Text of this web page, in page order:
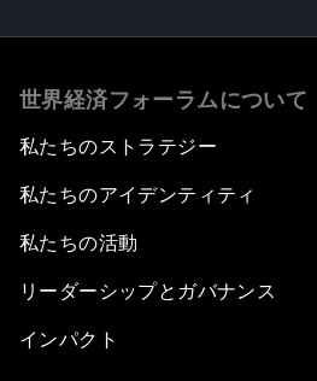
世界経済フォーラムについて
私たちのストラテジー
私たちのアイデンティティ
私たちの活動
リーダーシップとガバナンス
インパクト